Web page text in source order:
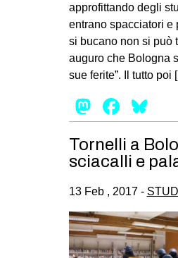
SPAZI
SPORT
DIRITTO
GENERI
approfittando degli
entrano spacciatori e
si bucano non si può
auguro che Bologna
sue ferite”. Il tutto poi
Tornelli a
sciacalli e
13 Feb , 2017 -